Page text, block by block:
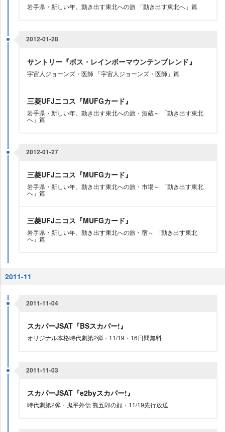
手県・新しい年。動き出す東北への旅 「動き出す東北へ」篇
2012-01-28
サントリー『ボス・レインボーマウンテンブレンド』
宇宙人ジョーンズ・医師 「宇宙人ジョーンズ・医師」篇
三菱UFJニコス『MUFGカード』
手県・新しい年。動き出す東北への旅・酒蔵～ 「動き出す東北
へ」篇
2012-01-27
三菱UFJニコス『MUFGカード』
手県・新しい年。動き出す東北への旅・市場～ 「動き出す東北
へ」篇
三菱UFJニコス『MUFGカード』
手県・新しい年。動き出す東北への旅・宿～ 「動き出す東北
へ」篇
2011-11
2011-11-04
スカパーJSAT『BSスカパー!』
オリジナル本格時代劇第2弾・11/19・16日間無料
2011-11-03
スカパーJSAT『e2byスカパー!』
時代劇第2弾・鬼平外伝 熊五郎の顔・11/19先行放送